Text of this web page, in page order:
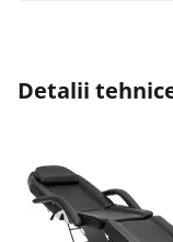
Detalii